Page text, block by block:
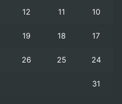
10
11
12
17
18
19
24
25
26
31